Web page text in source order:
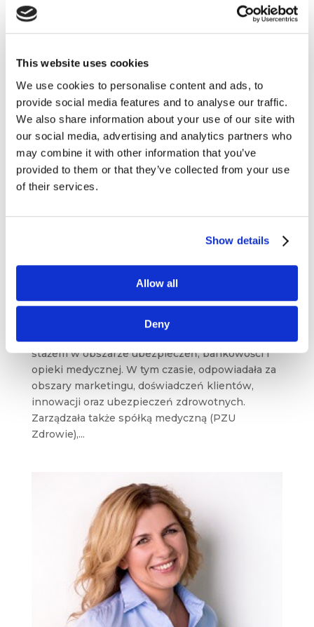
This website uses cookies
We use cookies to personalise content and ads, to
provide social media features and to analyse our traffic.
We also share information about your use of our site with
our social media, advertising and analytics partners who
may combine it with other information that you’ve
provided to them or that they’ve collected from your use
of their services.
Show details
Allow all
Deny
cze 12, 2024
stażem w obszarze ubezpieczeń, bankowości i
opieki medycznej. W tym czasie, odpowiadała za
obszary marketingu, doświadczeń klientów,
innowacji oraz ubezpieczeń zdrowotnych.
Zarządzała także spółką medyczną (PZU
Zdrowie),...